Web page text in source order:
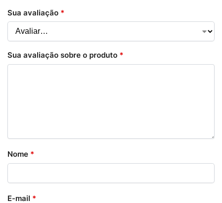
Sua avaliação *
Sua avaliação sobre o produto *
Nome *
E-mail *